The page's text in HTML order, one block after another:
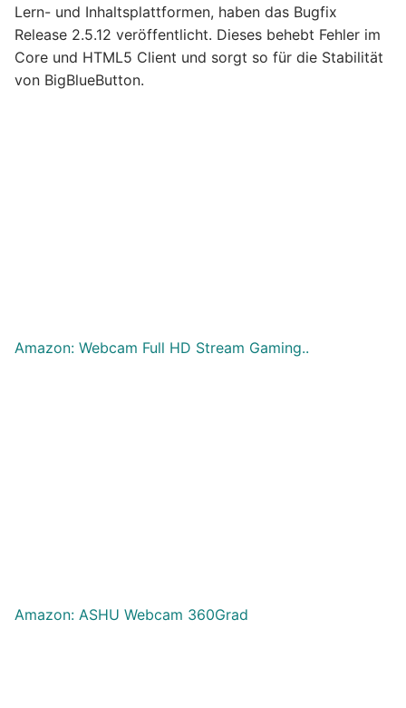
Lern- und Inhaltsplattformen, haben das Bugfix
Release 2.5.12 veröffentlicht. Dieses behebt Fehler im
Core und HTML5 Client und sorgt so für die Stabilität
von BigBlueButton.
Amazon: Webcam Full HD Stream Gaming..
Amazon: ASHU Webcam 360Grad